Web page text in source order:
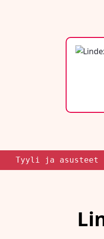
Tyyli ja asusteet